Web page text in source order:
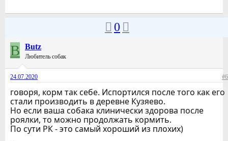
0
B Butz
Любитель собак
24.07.2020 #6
говоря, корм так себе. Испортился после того как его
стали производить в деревне Кузяево.
Но если ваша собака клинически здорова после
роялки, то можно продолжать кормить.
По сути РК - это самый хороший из плохих)